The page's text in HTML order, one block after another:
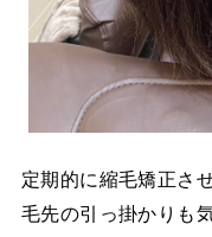
定期的に縮毛矯正さ
毛先の引っ掛かりも